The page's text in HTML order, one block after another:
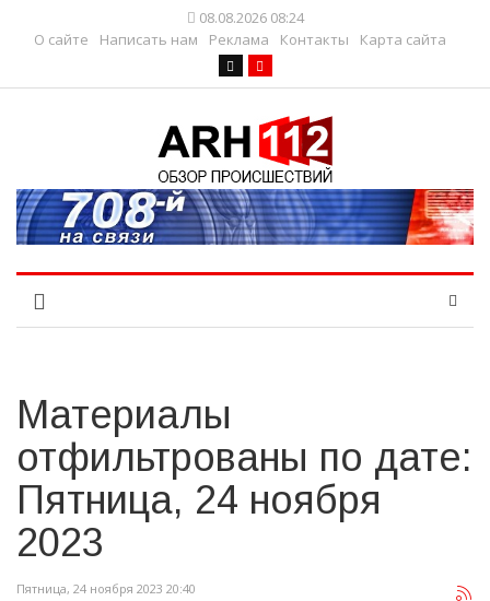
08.08.2026 08:24
О сайте
Написать нам Реклама Контакты Карта сайта
Материалы
отфильтрованы по дате:
Пятница, 24 ноября
2023
Пятница, 24 ноября 2023 20:40